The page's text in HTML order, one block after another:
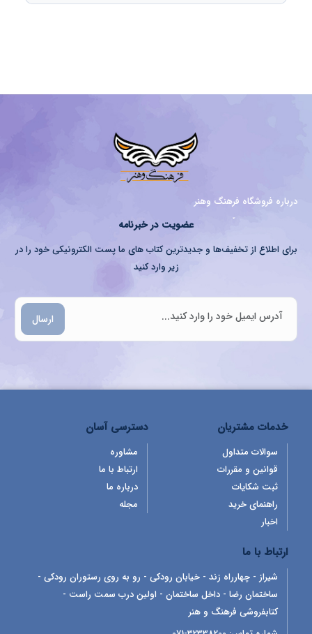
درباره فروشگاه فرهنگ وهنر
عضویت در خبرنامه
برای اطلاع از تخفیف‌ها و جدیدترین کتاب های ما پست الکترونیکی خود را در
زیر وارد کنید
ارسال
خدمات مشتریان
سوالات متداول
قوانین و مقررات
ثبت شکایات
راهنمای خرید
اخبار
دسترسی آسان
مشاوره
ارتباط با ما
درباره ما
مجله
ارتباط با ما
شیراز - چهارراه زند - خیابان رودکی - رو به روی رستوران رودکی -
ساختمان رضا - داخل ساختمان - اولین درب سمت راست -
کتابفروشی فرهنگ و هنر